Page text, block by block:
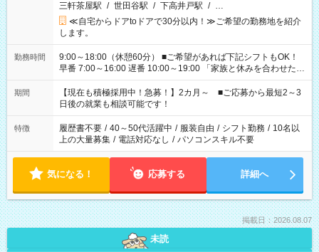
三軒茶屋駅 / 世田谷駅 / 下高井戸駅 / …
≪自宅からドアtoドアで30分以内！≫ご希望の勤務地を紹介
します。
勤務時間
9:00～18:00（休憩60分） ■ご希望があれば下記シフトもOK！
早番 7:00～16:00 遅番 10:00～19:00 「家族と休みを合わせた
い」 「余裕を持って夕飯の準備がしたい」 「できれば残業はし
たくない」 など、ご希望を教えてくださいね。 ※Wワーク希望
の方へ 今ご覧のお仕事で希望する勤務時間と、もう1つのお仕事
の勤務時間。 合計で週40時間を超える場合は応募できません。
期間
【現在も積極採用中！急募！】2カ月～ ■ご応募から最短2～3
日後の就業も相談可能です！
特徴 履歴書不要 / 40～50代活躍中 / 服装自由 / シフト勤務 / 10名以
上の大量募集 / 電話対応なし / パソコンスキル不要
気になる！ 応募する 詳細へ
掲載日：2026.08.07
未読